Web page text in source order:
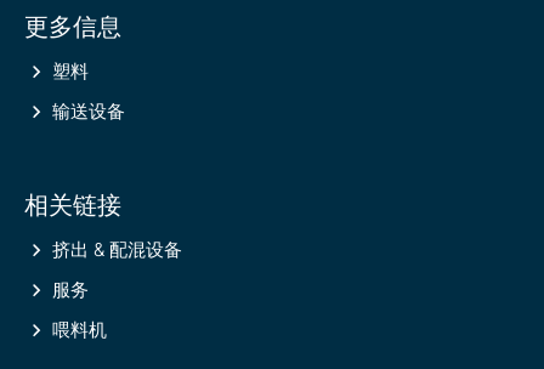
information
更多信息
塑料
输送设备
相关链接
挤出 & 配混设备
服务
喂料机